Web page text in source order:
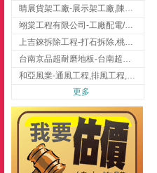
睛展貨架工廠-展示架工廠,陳列架,台中展示架工廠
翊棠工程有限公司-工廠配電/高雄消防機電公司
上吉錸拆除工程-打石拆除,桃園打石拆除,桃園拆除工程
台南京品超耐磨地板-台南超耐磨地板
和亞風業-通風工程,排風工程,彰化通風工程,彰化排風工程
更多